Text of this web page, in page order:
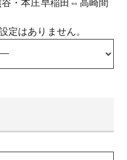
・本庄早稲田⇔高崎間
定はありません。